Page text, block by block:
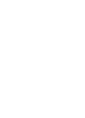
a vizsgálat segít
a mellben?